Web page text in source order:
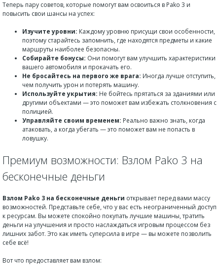
Теперь пару советов, которые помогут вам освоиться в Pako 3 и
повысить свои шансы на успех:
Изучите уровни: Каждому уровню присущи свои особенности,
поэтому старайтесь запомнить, где находятся предметы и какие
маршруты наиболее безопасны.
Собирайте бонусы: Они помогут вам улучшить характеристики
вашего автомобиля и прокачать его.
Не бросайтесь на первого же врага: Иногда лучше отступить,
чем получить урон и потерять машину.
Используйте укрытия: Не бойтесь прятаться за зданиями или
другими объектами — это поможет вам избежать столкновения с
полицией.
Управляйте своим временем: Реально важно знать, когда
атаковать, а когда убегать — это поможет вам не попасть в
ловушку.
Премиум возможности: Взлом Pako 3 на
бесконечные деньги
Взлом Pako 3 на бесконечные деньги открывает перед вами массу
возможностей. Представьте себе, что у вас есть неограниченный доступ
к ресурсам. Вы можете спокойно покупать лучшие машины, тратить
деньги на улучшения и просто наслаждаться игровым процессом без
лишних забот. Это как иметь суперсила в игре — вы можете позволить
себе всё!
Вот что предоставляет вам взлом: